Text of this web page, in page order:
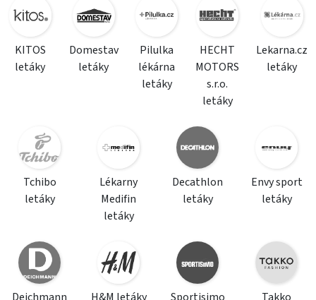
KITOS
letáky
Domestav
letáky
Pilulka
lékárna
letáky
HECHT
MOTORS
s.r.o.
letáky
Lekarna.cz
letáky
Tchibo
letáky
Lékarny
Medifin
letáky
Decathlon
letáky
Envy sport
letáky